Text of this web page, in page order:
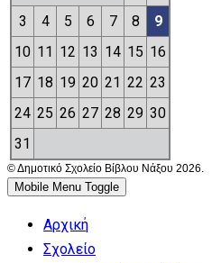
3
4 5 6 7 8
9
10 11 12 13 14 15 16
17 18 19 20 21 22 23
24 25 26 27 28 29 30
31
© Δημοτικό Σχολείο Βίβλου Νάξου 2026.
Mobile Menu Toggle
Αρχική
Σχολείο